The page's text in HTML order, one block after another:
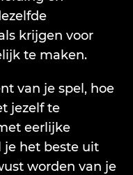
krijgen voor
te maken.
van je spel, hoe
jezelf te
eerlijke
je het beste uit
worden van je